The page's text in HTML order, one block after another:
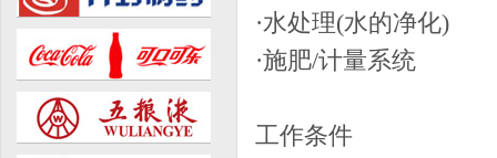
·水处理(水的净
·施肥/计量系统
工作条件